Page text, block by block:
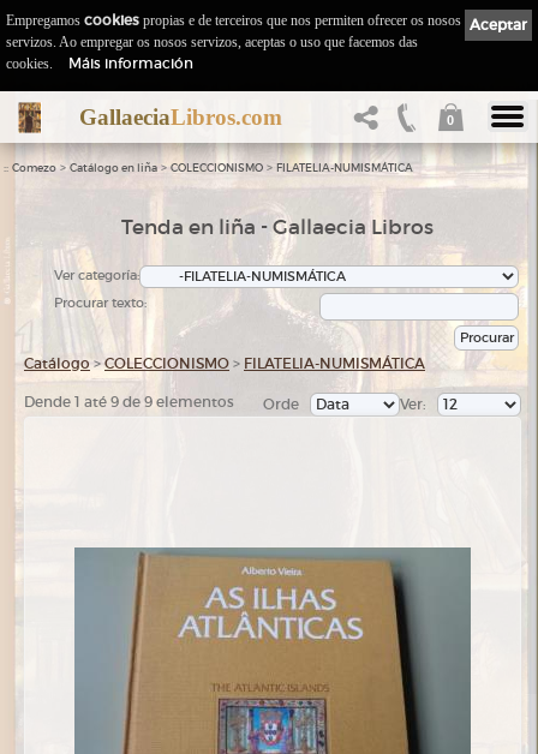
GallaeciaLibros.com 0
:: Comezo > Catálogo en liña > COLECCIONISMO > FILATELIA-NUMISMÁTICA
Tenda en liña - Gallaecia Libros
Ver categoría:
Procurar texto:
Catálogo >COLECCIONISMO > FILATELIA-NUMISMÁTICA
Dende 1 até 9 de 9 elementos Ver:
Orde
Aceptar
Empregamos cookies propias e de terceiros que nos permiten ofrecer os nosos
servizos. Ao empregar os nosos servizos, aceptas o uso que facemos das
cookies.
Máis información